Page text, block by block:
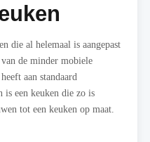
die al helemaal is aangepast
de minder mobiele
aan standaard
is een keuken die zo is
tot een keuken op maat.